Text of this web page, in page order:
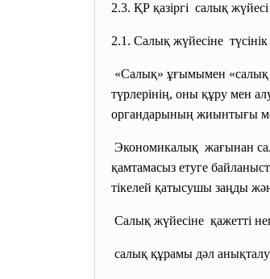
2.3. ҚР қазіргі салық жүйесі
2.1. Салық жүйесіне
«Салық» ұғымымен «салық
түрлерінің, оны құру мен
органдарының жиынтығы
Экономикалық жағынан
қамтамасыз етуге
тікелей қатысушы заңды
Салық жүйесіне қажетті
салық құрамы дәл